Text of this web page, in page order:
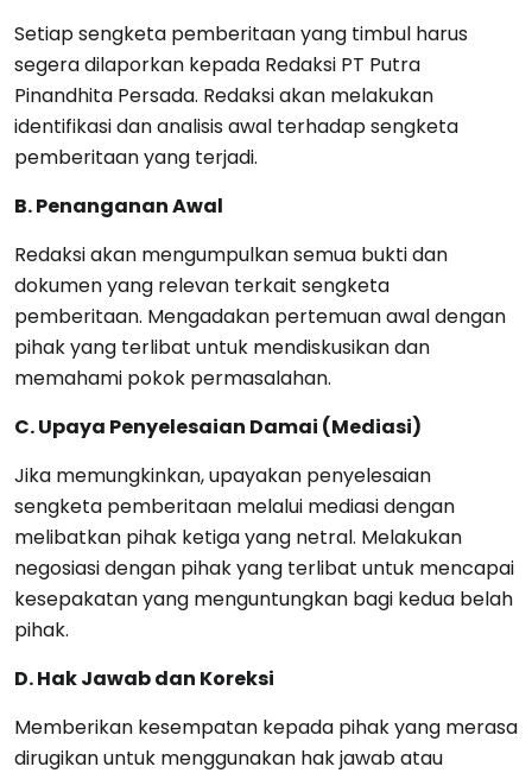
Setiap sengketa pemberitaan yang timbul harus
segera dilaporkan kepada Redaksi PT Putra
Pinandhita Persada. Redaksi akan melakukan
identifikasi dan analisis awal terhadap sengketa
pemberitaan yang terjadi.
B. Penanganan Awal
Redaksi akan mengumpulkan semua bukti dan
dokumen yang relevan terkait sengketa
pemberitaan. Mengadakan pertemuan awal dengan
pihak yang terlibat untuk mendiskusikan dan
memahami pokok permasalahan.
C. Upaya Penyelesaian Damai (Mediasi)
Jika memungkinkan, upayakan penyelesaian
sengketa pemberitaan melalui mediasi dengan
melibatkan pihak ketiga yang netral. Melakukan
negosiasi dengan pihak yang terlibat untuk mencapai
kesepakatan yang menguntungkan bagi kedua belah
pihak.
D. Hak Jawab dan Koreksi
Memberikan kesempatan kepada pihak yang merasa
dirugikan untuk menggunakan hak jawab atau